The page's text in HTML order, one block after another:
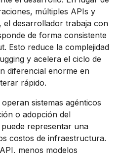
múltiples APIs y
el desarrollador trabaja con
de forma consistente
Esto reduce la complejidad
y acelera el ciclo de
diferencial enorme en
rápido.
sistemas agénticos
o adopción del
puede representar una
costos de infraestructura.
menos modelos